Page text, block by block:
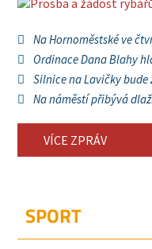
Na Hornoměstské ve
Ordinace Dana Blahy
Silnice na Lavičky bude
Na náměstí přibývá
VÍCE ZPRÁV
SPORT